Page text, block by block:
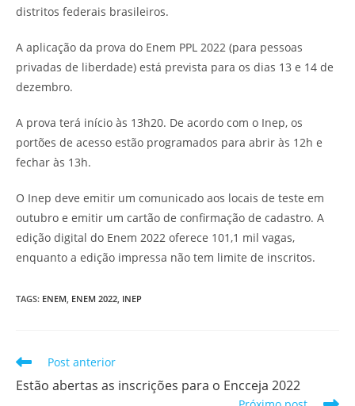
distritos federais brasileiros.
A aplicação da prova do Enem PPL 2022 (para pessoas
privadas de liberdade) está prevista para os dias 13 e 14 de
dezembro.
A prova terá início às 13h20. De acordo com o Inep, os
portões de acesso estão programados para abrir às 12h e
fechar às 13h.
O Inep deve emitir um comunicado aos locais de teste em
outubro e emitir um cartão de confirmação de cadastro. A
edição digital do Enem 2022 oferece 101,1 mil vagas,
enquanto a edição impressa não tem limite de inscritos.
TAGS: ENEM, ENEM 2022, INEP
Ler
artigos
Post anterior
Estão abertas as inscrições para o Encceja 2022